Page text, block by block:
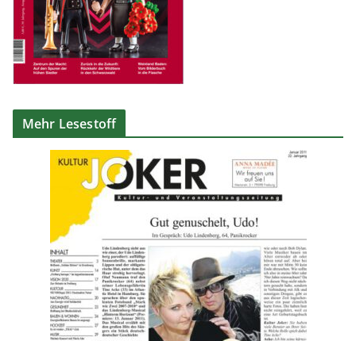
Mehr Lesestoff